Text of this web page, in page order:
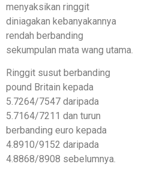
menyaksikan ringgit
diniagakan kebanyakannya
rendah berbanding
sekumpulan mata wang utama.
Ringgit susut berbanding
pound Britain kepada
5.7264/7547 daripada
5.7164/7211 dan turun
berbanding euro kepada
4.8910/9152 daripada
4.8868/8908 sebelumnya.